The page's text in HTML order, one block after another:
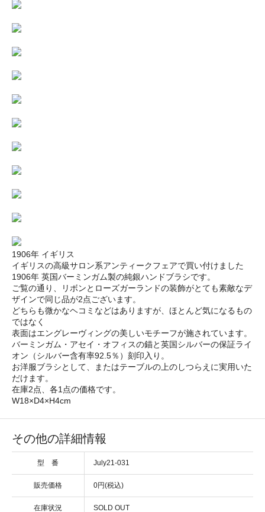
1906年 イギリス
イギリスの高級サロン系アンティークフェアで買い付けました
1906年 英国バーミンガム製の純銀ハンドブラシです。
ご覧の通り、リボンとローズガーランドの装飾がとても素敵なデ
ザインで同じ品が2点ございます。
どちらも微かなヘコミなどはありますが、ほとんど気になるもの
ではなく
表面はエングレーヴィングの美しいモチーフが施されています。
バーミンガム・アセイ・オフィスの錨と英国シルバーの保証ライ
オン（シルバー含有率92.5％）刻印入り。
お洋服ブラシとして、またはテーブルの上のしつらえに実用いた
だけます。
在庫2点、各1点の価格です。
W18×D4×H4cm
その他の詳細情報
型 番 July21-031
販売価格 0円(税込)
在庫状況 SOLD OUT